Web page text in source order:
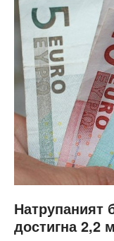
достигна 2,2